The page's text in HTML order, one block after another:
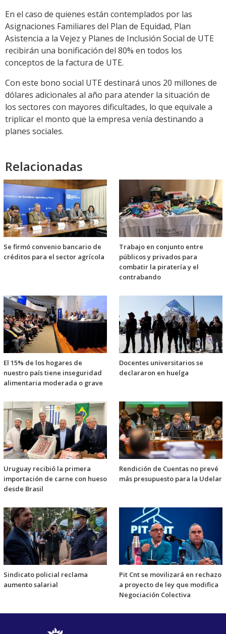
En el caso de quienes están contemplados por las
Asignaciones Familiares del Plan de Equidad, Plan
Asistencia a la Vejez y Planes de Inclusión Social de UTE
recibirán una bonificación del 80% en todos los
conceptos de la factura de UTE.
Con este bono social UTE destinará unos 20 millones de
dólares adicionales al año para atender la situación de
los sectores con mayores dificultades, lo que equivale a
triplicar el monto que la empresa venía destinando a
planes sociales.
Relacionadas
Se firmó convenio bancario de
créditos para el sector agrícola
Trabajo en conjunto entre
públicos y privados para
combatir la piratería y el
contrabando
El 15% de los hogares de
nuestro país tiene inseguridad
alimentaria moderada o grave
Docentes universitarios se
declararon en huelga
Uruguay recibió la primera
importación de carne con hueso
desde Brasil
Rendición de Cuentas no prevé
más presupuesto para la Udelar
Sindicato policial reclama
aumento salarial
Pit Cnt se movilizará en rechazo
a proyecto de ley que modifica
Negociación Colectiva